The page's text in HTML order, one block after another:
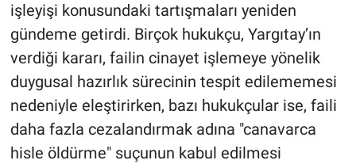
işleyişi konusundaki tartışmaları yeniden
gündeme getirdi. Birçok hukukçu, Yargıtay’ın
verdiği kararı, failin cinayet işlemeye yönelik
duygusal hazırlık sürecinin tespit edilememesi
nedeniyle eleştirirken, bazı hukukçular ise, faili
daha fazla cezalandırmak adına "canavarca
hisle öldürme" suçunun kabul edilmesi